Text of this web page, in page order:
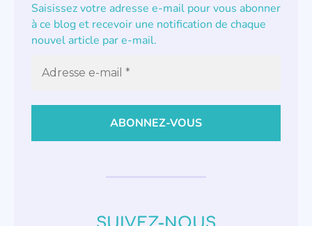
Saisissez votre adresse e-mail pour vous abonner
à ce blog et recevoir une notification de chaque
nouvel article par e-mail.